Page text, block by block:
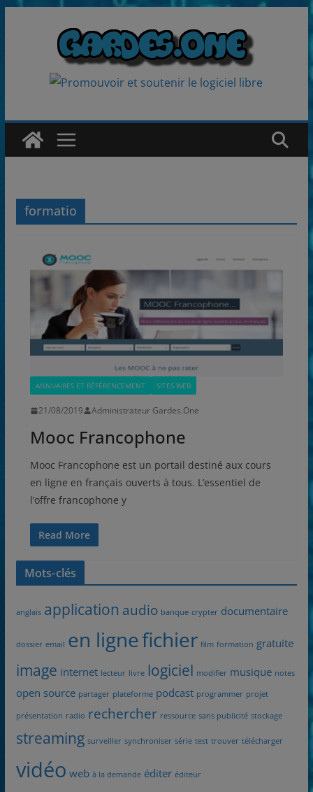
formatio
ANNUAIRES ET RÉFÉRENCEMENT SITES WEB
21/08/2019 Administrateur Gardes.One
Mooc Francophone
Mooc Francophone est un portail destiné aux cours
en ligne en français ouverts à tous. L’essentiel de
l’offre francophone y
Read More
Mots-clés
anglais application audio banque crypter documentaire
dossier email en lignefichier film formation gratuite
image internet lecteur livre logiciel modifier musique notes
open source partager plateforme podcast programmer projet
présentation radio rechercher ressource sans publicité stockage
streaming surveiller synchroniser série test trouver télécharger
vidéo web à la demande éditer éditeur